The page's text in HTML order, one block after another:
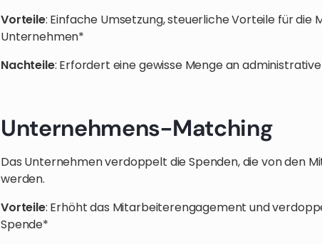
Vorteile: Einfache Umsetzung, steuerliche Vorteile für die
Unternehmen*
Nachteile: Erfordert eine gewisse Menge an
Unternehmens-Matching
Das Unternehmen verdoppelt die Spenden, die von den
werden.
Vorteile: Erhöht das Mitarbeiterengagement und
Spende*